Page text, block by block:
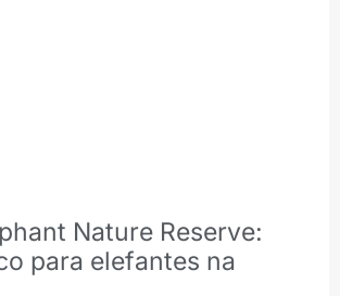
Nature Reserve:
para elefantes na